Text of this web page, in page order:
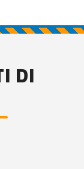
DI